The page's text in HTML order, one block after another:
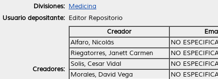
Divisiones: Medicina
Usuario depositante: Editor Repositorio
Creadores:
Creador
Alfaro, Nicolás
NO
Riegatorres, Janett Carmen
NO
Solis, Cesar Vidal
NO
Morales, David Vega
NO